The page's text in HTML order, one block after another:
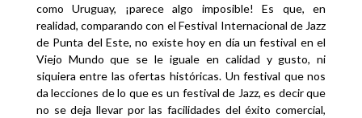
como Uruguay, ¡parece algo imposible! Es que, en
realidad, comparando con el Festival Internacional de Jazz
de Punta del Este, no existe hoy en día un festival en el
Viejo Mundo que se le iguale en calidad y gusto, ni
siquiera entre las ofertas históricas. Un festival que nos
da lecciones de lo que es un festival de Jazz, es decir que
no se deja llevar por las facilidades del éxito comercial,